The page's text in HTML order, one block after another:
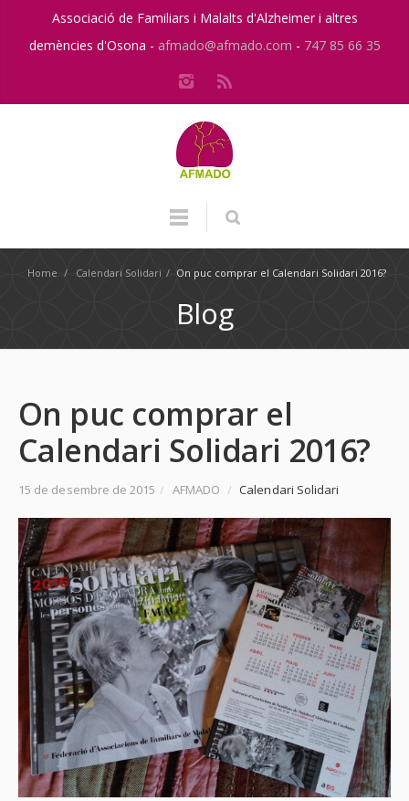
Associació de Familiars i Malalts d'Alzheimer i altres
demències d'Osona - afmado@afmado.com - 747 85 66 35
Home / Calendari Solidari / On puc comprar el Calendari Solidari 2016?
Blog
On puc comprar el
Calendari Solidari 2016?
15 de desembre de 2015 / AFMADO / Calendari Solidari